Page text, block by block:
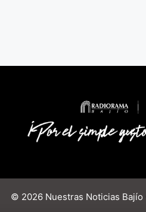
© 2026 Nuestras Noticias Bajío